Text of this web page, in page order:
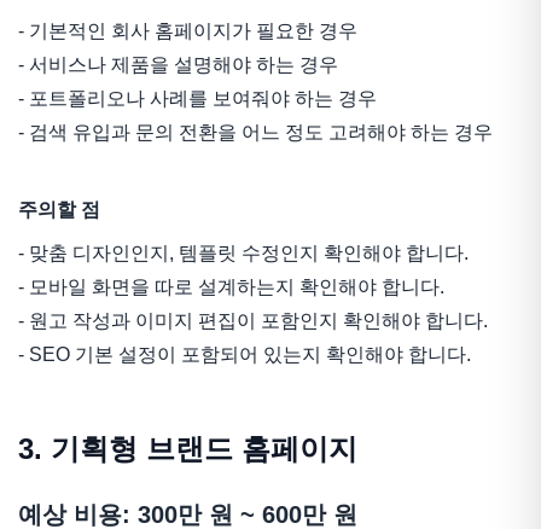
- 기본적인 회사 홈페이지가 필요한 경우
- 서비스나 제품을 설명해야 하는 경우
- 포트폴리오나 사례를 보여줘야 하는 경우
- 검색 유입과 문의 전환을 어느 정도 고려해야 하는 경우
주의할 점
- 맞춤 디자인인지, 템플릿 수정인지 확인해야 합니다.
- 모바일 화면을 따로 설계하는지 확인해야 합니다.
- 원고 작성과 이미지 편집이 포함인지 확인해야 합니다.
- SEO 기본 설정이 포함되어 있는지 확인해야 합니다.
3. 기획형 브랜드 홈페이지
예상 비용: 300만 원 ~ 600만 원